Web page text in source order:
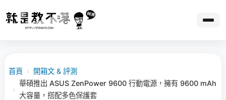
首頁 › 開箱文 & 評測
›
華碩推出 ASUS ZenPower 9600 行動電源，擁有 9600 mAh
大容量，搭配多色保護套